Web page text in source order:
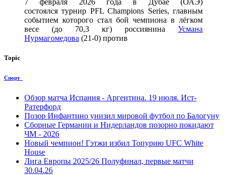
состоялся турнир PFL Champions Series, главным
событием которого стал бой чемпиона в лёгком
весе (до 70,3 кг) россиянина
Усмана
Нурмагомедова (21-0) против
Topic
Спорт
Обзор матча Испания - Аргентина. 19 июля. Ист-
Ратерфорд
Позор Инфантино унизил мировой футбол по Балогуну
Сборные Германии и Нидерландов позорно покидают
ЧМ - 2026
Новый чемпион! Гэтжи избил Топурию UFC White
House
Лига Европы 2025/26 Полуфинал, первые матчи
30.04.26